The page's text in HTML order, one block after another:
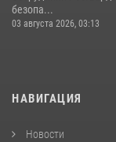
безопа...
03 августа 2026, 03:13
НАВИГАЦИЯ
Новости